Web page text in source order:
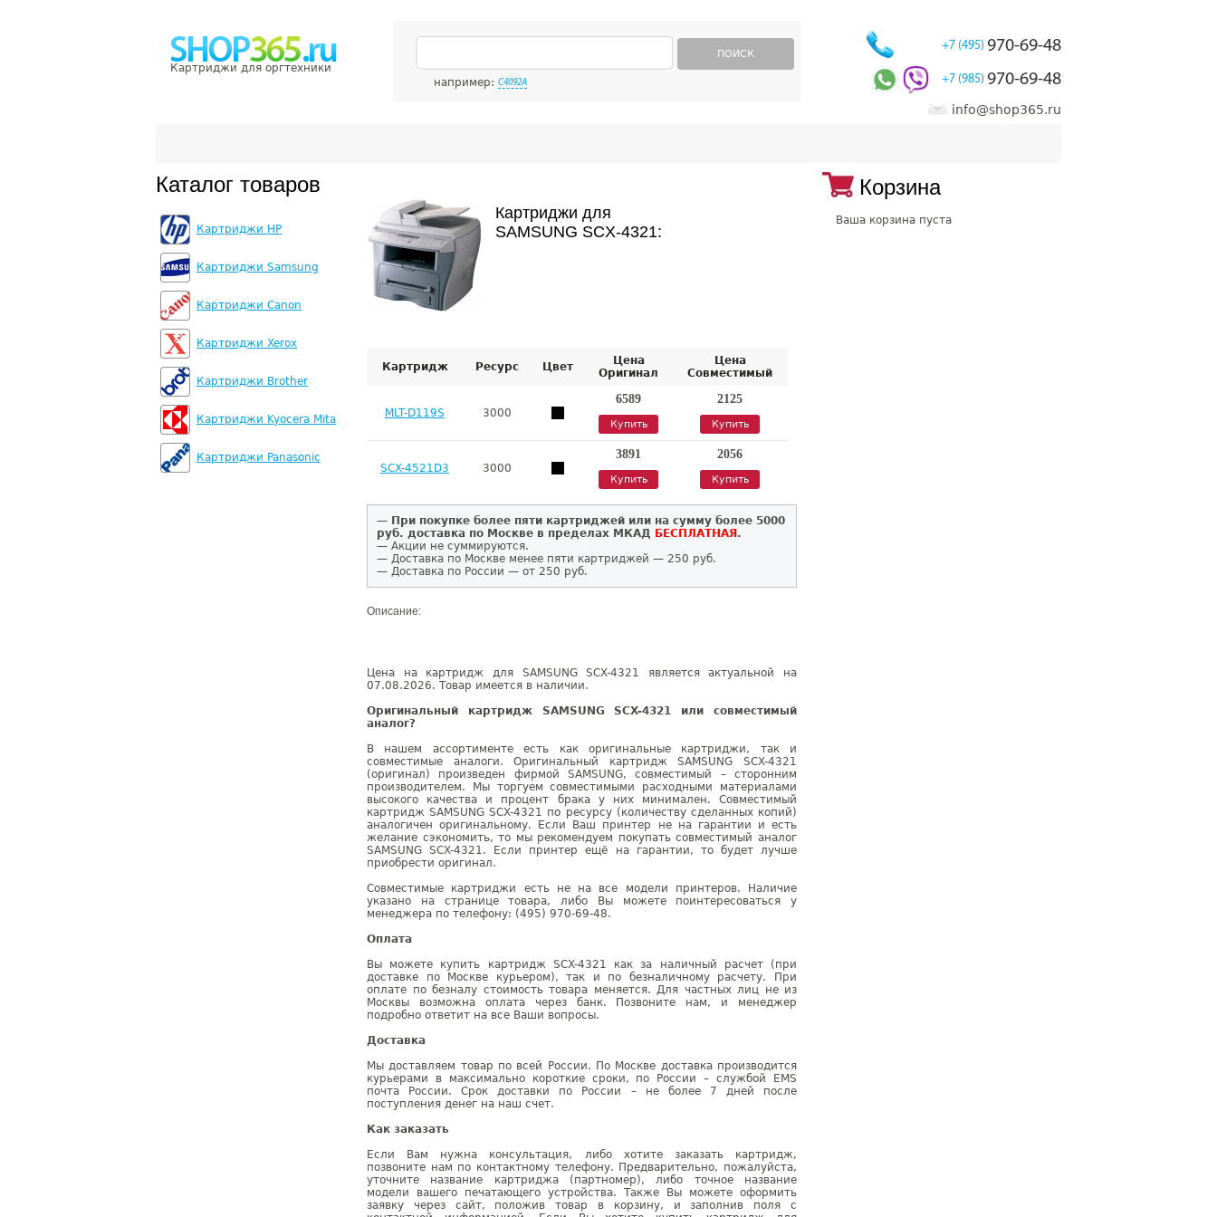
Картриджи для оргтехники
ПОИСК
например: C4092A
+7 (495) 970-69-48
+7 (985) 970-69-48
info@shop365.ru
Каталог товаров
Картриджи HP
Картриджи Samsung
Картриджи Canon
Картриджи Xerox
Картриджи Brother
Картриджи Kyocera Mita
Картриджи Panasonic
Картриджи для
SAMSUNG SCX-4321:
Картридж Ресурс Цвет
Цена
Оригинал
Цена
Совместимый
MLT-D119S 3000
6589
Купить
2125
Купить
SCX-4521D3 3000
3891
Купить
2056
Купить
— При покупке более пяти картриджей или на сумму более 5000
руб. доставка по Москве в пределах МКАД БЕСПЛАТНАЯ .
— Акции не суммируются.
— Доставка по Москве менее пяти картриджей — 250 руб.
— Доставка по России — от 250 руб.
Описание:
Цена на картридж для SAMSUNG SCX-4321 является актуальной на
07.08.2026. Товар имеется в наличии.
Оригинальный картридж SAMSUNG SCX-4321 или совместимый
аналог?
В нашем ассортименте есть как оригинальные картриджи, так и
совместимые аналоги. Оригинальный картридж SAMSUNG SCX-4321
(оригинал) произведен фирмой SAMSUNG, совместимый – сторонним
производителем. Мы торгуем совместимыми расходными материалами
высокого качества и процент брака у них минимален. Совместимый
картридж SAMSUNG SCX-4321 по ресурсу (количеству сделанных копий)
аналогичен оригинальному. Если Ваш принтер не на гарантии и есть
желание сэкономить, то мы рекомендуем покупать совместимый аналог
SAMSUNG SCX-4321. Если принтер ещё на гарантии, то будет лучше
приобрести оригинал.
Совместимые картриджи есть не на все модели принтеров. Наличие
указано на странице товара, либо Вы можете поинтересоваться у
менеджера по телефону: (495) 970-69-48.
Оплата
Вы можете купить картридж SCX-4321 как за наличный расчет (при
доставке по Москве курьером), так и по безналичному расчету. При
оплате по безналу стоимость товара меняется. Для частных лиц не из
Москвы возможна оплата через банк. Позвоните нам, и менеджер
подробно ответит на все Ваши вопросы.
Доставка
Мы доставляем товар по всей России. По Москве доставка производится
курьерами в максимально короткие сроки, по России – службой EMS
почта России. Срок доставки по России – не более 7 дней после
поступления денег на наш счет.
Как заказать
Если Вам нужна консультация, либо хотите заказать картридж,
позвоните нам по контактному телефону. Предварительно, пожалуйста,
уточните название картриджа (партномер), либо точное название
модели вашего печатающего устройства. Также Вы можете оформить
заявку через сайт, положив товар в корзину, и заполнив поля с
Корзина
Ваша корзина пуста